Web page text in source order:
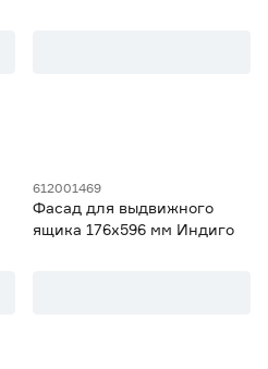
612001469
Фасад для выдвижного
ящика 176х596 мм Индиго